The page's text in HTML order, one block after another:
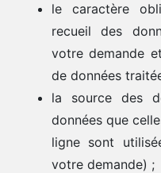
le caractère
recueil des
votre demande
de données
la source des
données que
ligne sont
votre demande) ;